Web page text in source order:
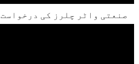
S&A Teyu cw5200 صنعتی واٹر چلرز کی درخواست